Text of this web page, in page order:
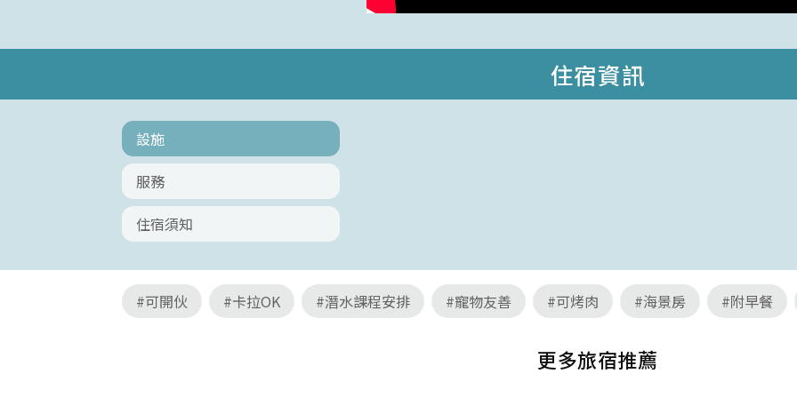
住宿資訊
設施
服務
住宿須知
#可開伙 #卡拉OK #潛水課程安排 #寵物友善 #可烤肉 #海景房 #附早餐
更多旅宿推薦